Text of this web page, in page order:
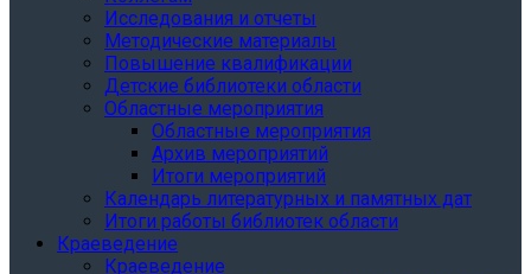
Исследования и отчеты
Методические материалы
Повышение квалификации
Детские библиотеки области
Областные мероприятия
Областные мероприятия
Архив мероприятий
Итоги мероприятий
Календарь литературных и памятных дат
Итоги работы библиотек области
Краеведение
Краеведение